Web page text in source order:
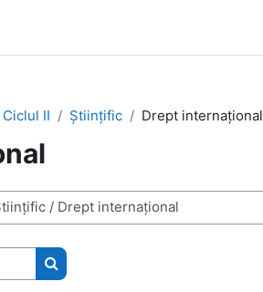
Ciclul II Științific Drept internațional
Search courses